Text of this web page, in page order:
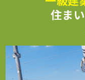
住ま